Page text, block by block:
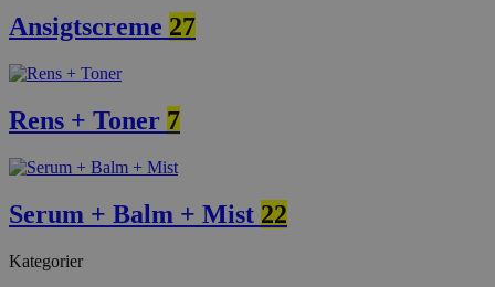
Ansigtscreme 27
Rens + Toner 7
Serum + Balm + Mist 22
Kategorier